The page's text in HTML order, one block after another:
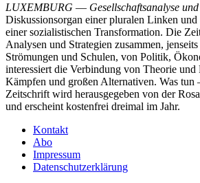
LUXEMBURG — Gesellschaftsanalyse
Diskussionsorgan einer pluralen Linken und
einer sozialistischen Transformation. Die
Analysen und Strategien zusammen,
Strömungen und Schulen, von Politik,
interessiert die Verbindung von Theorie
Kämpfen und großen Alternativen. Was tun
Zeitschrift wird herausgegeben von der
und erscheint kostenfrei dreimal im Jahr.
Kontakt
Abo
Impressum
Datenschutzerklärung